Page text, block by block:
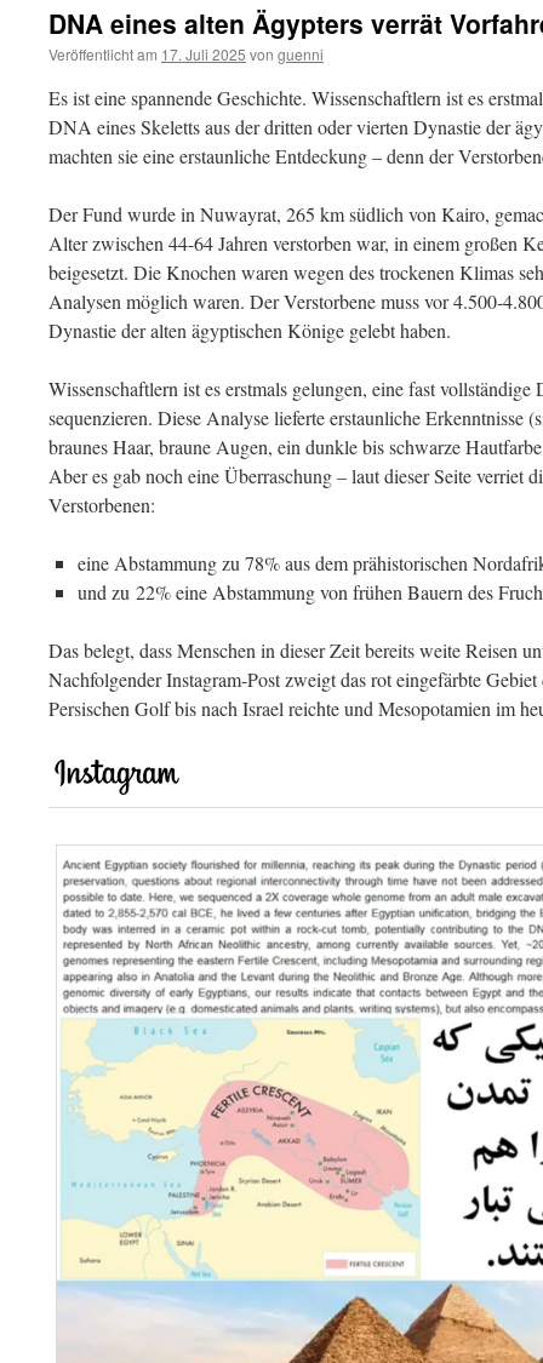
DNA eines alten Ägypters verrät
Veröffentlicht am 17. Juli 2025 von guenni
Es ist eine spannende Geschichte. Wissenschaftlern ist es
DNA eines Skeletts aus der dritten oder vierten Dynastie der
machten sie eine erstaunliche Entdeckung – denn der
Der Fund wurde in Nuwayrat, 265 km südlich von Kairo,
Alter zwischen 44-64 Jahren verstorben war, in einem großen
beigesetzt. Die Knochen waren wegen des trockenen Klimas
Analysen möglich waren. Der Verstorbene muss vor 4.500-
Dynastie der alten ägyptischen Könige gelebt haben.
Wissenschaftlern ist es erstmals gelungen, eine fast
sequenzieren. Diese Analyse lieferte erstaunliche Erkenntnisse
braunes Haar, braune Augen, ein dunkle bis schwarze
Aber es gab noch eine Überraschung – laut dieser Seite verriet
Verstorbenen:
eine Abstammung zu 78% aus dem prähistorischen
und zu 22% eine Abstammung von frühen Bauern des
Das belegt, dass Menschen in dieser Zeit bereits weite Reisen
Nachfolgender Instagram-Post zweigt das rot eingefärbte
Persischen Golf bis nach Israel reichte und Mesopotamien im